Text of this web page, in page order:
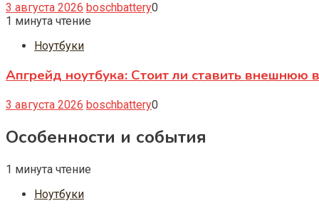
3 августа 2026 boschbattery0
1 минута чтение
Ноутбуки
Апгрейд ноутбука: Стоит ли ставить внешнюю
3 августа 2026 boschbattery0
Особенности и события
1 минута чтение
Ноутбуки